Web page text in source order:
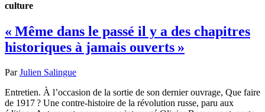
culture
« Même dans le passé il y a des chapitres
historiques à jamais ouverts »
ParJulien Salingue
Entretien. À l’occasion de la sortie de son dernier ouvrage, Que faire
de 1917 ? Une contre-histoire de la révolution russe, paru aux